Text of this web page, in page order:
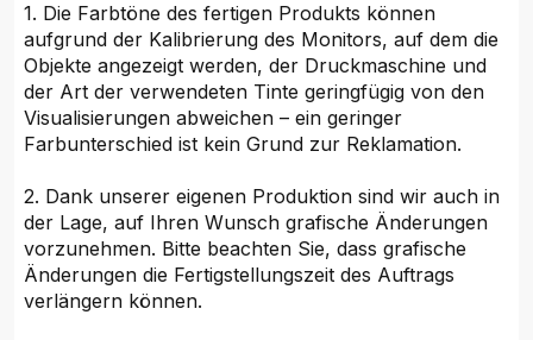
1. Die Farbtöne des fertigen Produkts können
aufgrund der Kalibrierung des Monitors, auf dem die
Objekte angezeigt werden, der Druckmaschine und
der Art der verwendeten Tinte geringfügig von den
Visualisierungen abweichen – ein geringer
Farbunterschied ist kein Grund zur Reklamation.
2. Dank unserer eigenen Produktion sind wir auch in
der Lage, auf Ihren Wunsch grafische Änderungen
vorzunehmen. Bitte beachten Sie, dass grafische
Änderungen die Fertigstellungszeit des Auftrags
verlängern können.